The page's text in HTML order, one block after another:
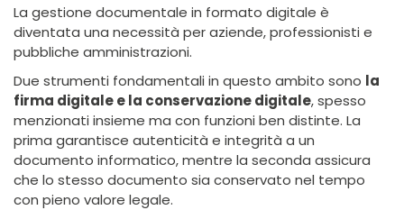
La gestione documentale in formato digitale è
diventata una necessità per aziende, professionisti e
pubbliche amministrazioni.
Due strumenti fondamentali in questo ambito sono la
firma digitale e la conservazione digitale, spesso
menzionati insieme ma con funzioni ben distinte. La
prima garantisce autenticità e integrità a un
documento informatico, mentre la seconda assicura
che lo stesso documento sia conservato nel tempo
con pieno valore legale.